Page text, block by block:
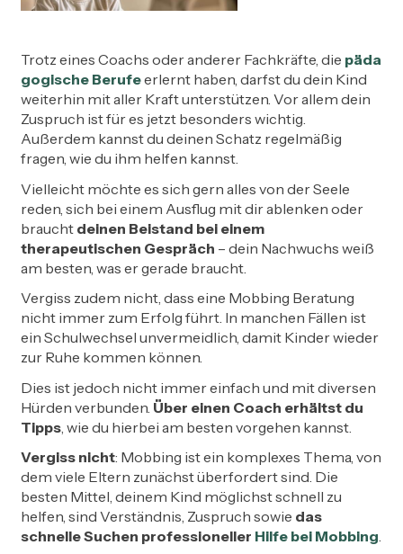
Trotz eines Coachs oder anderer Fachkräfte, die päda
gogische Berufeerlernt haben, darfst du dein Kind
weiterhin mit aller Kraft unterstützen. Vor allem dein
Zuspruch ist für es jetzt besonders wichtig.
Außerdem kannst du deinen Schatz regelmäßig
fragen, wie du ihm helfen kannst.
Vielleicht möchte es sich gern alles von der Seele
reden, sich bei einem Ausflug mit dir ablenken oder
braucht deinen Beistand bei einem
therapeutischen Gespräch – dein Nachwuchs weiß
am besten, was er gerade braucht.
Vergiss zudem nicht, dass eine Mobbing Beratung
nicht immer zum Erfolg führt. In manchen Fällen ist
ein Schulwechsel unvermeidlich, damit Kinder wieder
zur Ruhe kommen können.
Dies ist jedoch nicht immer einfach und mit diversen
Hürden verbunden. Über einen Coach erhältst du
Tipps, wie du hierbei am besten vorgehen kannst.
Vergiss nicht: Mobbing ist ein komplexes Thema, von
dem viele Eltern zunächst überfordert sind. Die
besten Mittel, deinem Kind möglichst schnell zu
helfen, sind Verständnis, Zuspruch sowie das
schnelle Suchen professioneller Hilfe bei Mobbing.